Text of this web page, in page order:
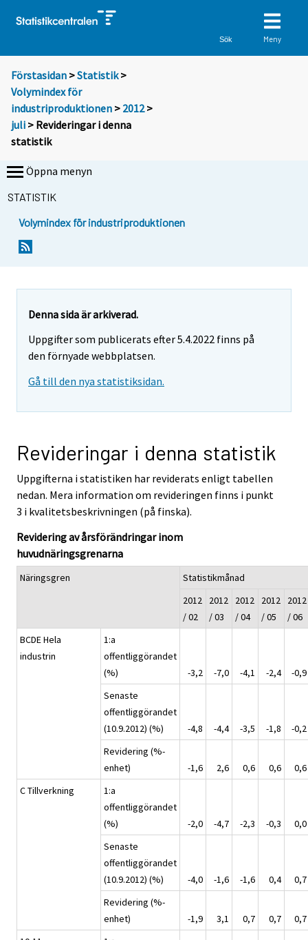
Sök Meny
Förstasidan >Statistik >
Volymindex för
industriproduktionen > 2012>
juli > Revideringar i denna
statistik
Öppna menyn
STATISTIK
Volymindex för industriproduktionen
Denna sida är arkiverad.
Uppgifter som publicerats efter 5.4.2022 finns på
den förnyade webbplatsen.
Gå till den nya statistiksidan.
Revideringar i denna statistik
Uppgifterna i statistiken har reviderats enligt tabellen
nedan. Mera information om revideringen finns i punkt
3 i kvalitetsbeskrivningen (på finska).
Revidering av årsförändringar inom
huvudnäringsgrenarna
Näringsgren
Statistikmånad
2012
/ 02
2012
/ 03
2012
/ 04
2012
/ 05
2012
/ 06
BCDE Hela
industrin
1:a
offentliggörandet
(%)
-3,2 -7,0 -4,1 -2,4
-0,9
Senaste
offentliggörandet
(10.9.2012) (%)
-4,8 -4,4 -3,5 -1,8
-0,2
Revidering (%-
enhet)
-1,6 2,6 0,6 0,6
0,6
C Tillverkning
1:a
offentliggörandet
(%)
-2,0 -4,7 -2,3 -0,3
0,0
Senaste
offentliggörandet
(10.9.2012) (%)
-4,0 -1,6 -1,6 0,4
0,7
Revidering (%-
enhet)
-1,9 3,1 0,7 0,7
0,7